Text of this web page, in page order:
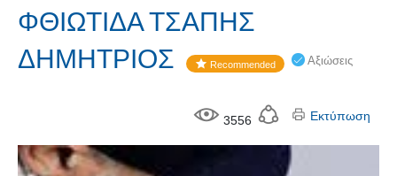
ΦΘΙΩΤΙΔΑ ΤΣΑΠΗΣ
ΔΗΜΗΤΡΙΟΣ
Recommended Αξιώσεις
3556 Εκτύπωση